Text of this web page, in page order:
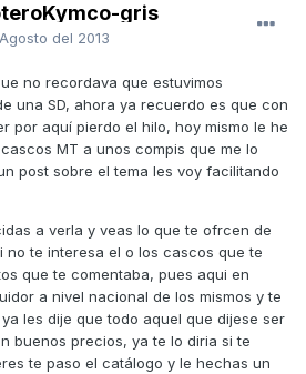
gris
del 2013
no recordava que estuvimos
una SD, ahora ya recuerdo es que con
por aquí pierdo el hilo, hoy mismo le he
MT a unos compis que me lo
post sobre el tema les voy facilitando
a verla y veas lo que te ofrcen de
no te interesa el o los cascos que te
que te comentaba, pues aqui en
a nivel nacional de los mismos y te
les dije que todo aquel que dijese ser
buenos precios, ya te lo diria si te
te paso el catálogo y le hechas un